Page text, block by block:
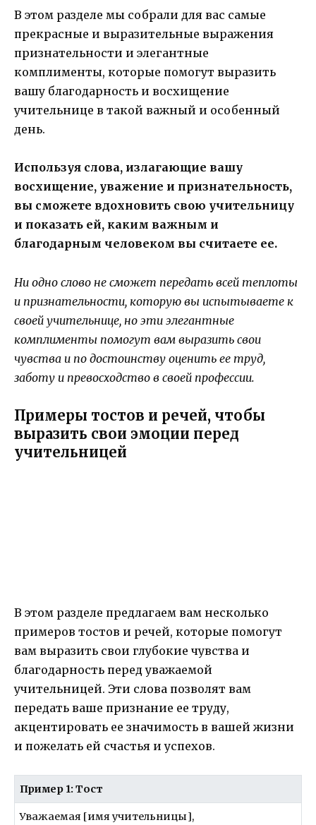
В этом разделе мы собрали для вас самые
прекрасные и выразительные выражения
признательности и элегантные
комплименты, которые помогут выразить
вашу благодарность и восхищение
учительнице в такой важный и особенный
день.
Используя слова, излагающие вашу
восхищение, уважение и признательность,
вы сможете вдохновить свою учительницу
и показать ей, каким важным и
благодарным человеком вы считаете ее.
Ни одно слово не сможет передать всей теплоты
и признательности, которую вы испытываете к
своей учительнице, но эти элегантные
комплименты помогут вам выразить свои
чувства и по достоинству оценить ее труд,
заботу и превосходство в своей профессии.
Примеры тостов и речей, чтобы
выразить свои эмоции перед
учительницей
В этом разделе предлагаем вам несколько
примеров тостов и речей, которые помогут
вам выразить свои глубокие чувства и
благодарность перед уважаемой
учительницей. Эти слова позволят вам
передать ваше признание ее труду,
акцентировать ее значимость в вашей жизни
и пожелать ей счастья и успехов.
Пример 1: Тост
Уважаемая [имя учительницы],